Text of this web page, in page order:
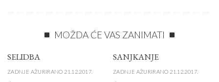
MOŽDA ĆE VAS ZANIMATI
SELIDBA
ZADNJE AŽURIRANO 21.12.2017.
SANJKANJE
ZADNJE AŽURIRANO 21.12.2017.